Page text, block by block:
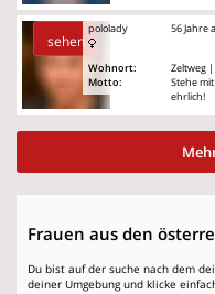
sehen
pololady
Wohnort:
Motto:
56 Jahre
Zeltweg
Stehe
ehrlich!
Frauen aus den
Du bist auf der suche nach dem
deiner Umgebung und klicke